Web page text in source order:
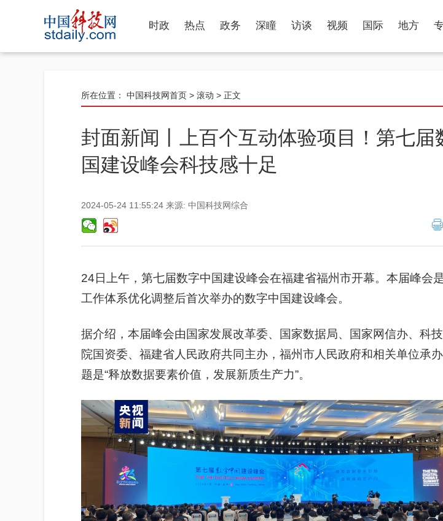
时政 热点 政务 深瞳 访谈 视频 国际 地方
所在位置： 中国科技网首页 > 滚动 > 正文
封面新闻丨上百个互动体验项目！第七届
国建设峰会科技感十足
2024-05-24 11:55:24 来源: 中国科技网综合
24日上午，第七届数字中国建设峰会在福建省福州市开幕。本届峰会
工作体系优化调整后首次举办的数字中国建设峰会。
据介绍，本届峰会由国家发展改革委、国家数据局、国家网信办、科
院国资委、福建省人民政府共同主办，福州市人民政府和相关单位承
题是“释放数据要素价值，发展新质生产力”。